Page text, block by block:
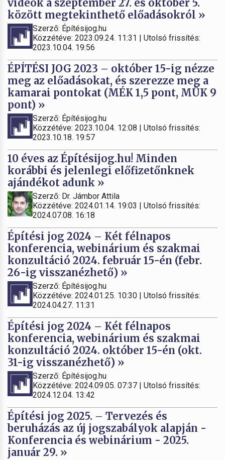
videók a szeptember 27. és október 5.
között megtekinthető előadásokról »
Szerző: Építésijog.hu
Közzétéve: 2023.09.24. 11:31 | Utolsó frissítés:
2023.10.04. 19:56
ÉPÍTÉSI JOG 2023 – október 15-ig nézze
meg az előadásokat, és szerezze meg a
kamarai pontokat (MÉK 1,5 pont, MÜK 9
pont) »
Szerző: Építésijog.hu
Közzétéve: 2023.10.04. 12:08 | Utolsó frissítés:
2023.10.18. 19:57
10 éves az Építésijog.hu! Minden
korábbi és jelenlegi előfizetőnknek
ajándékot adunk »
Szerző: Dr. Jámbor Attila
Közzétéve: 2024.01.14. 19:03 | Utolsó frissítés:
2024.07.08. 16:18
Építési jog 2024 – Két félnapos
konferencia, webinárium és szakmai
konzultáció 2024. február 15-én (febr.
26-ig visszanézhető) »
Szerző: Építésijog.hu
Közzétéve: 2024.01.25. 10:30 | Utolsó frissítés:
2024.04.27. 11:31
Építési jog 2024 – Két félnapos
konferencia, webinárium és szakmai
konzultáció 2024. október 15-én (okt.
31-ig visszanézhető) »
Szerző: Építésijog.hu
Közzétéve: 2024.09.05. 07:37 | Utolsó frissítés:
2024.12.04. 13:42
Építési jog 2025. – Tervezés és
beruházás az új jogszabályok alapján -
Konferencia és webinárium - 2025.
január 29. »